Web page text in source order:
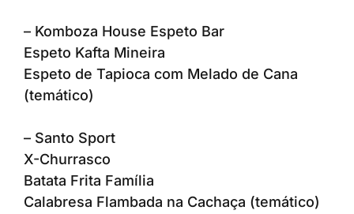
– Komboza House Espeto Bar
Espeto Kafta Mineira
Espeto de Tapioca com Melado de Cana
(temático)
– Santo Sport
X-Churrasco
Batata Frita Família
Calabresa Flambada na Cachaça (temático)